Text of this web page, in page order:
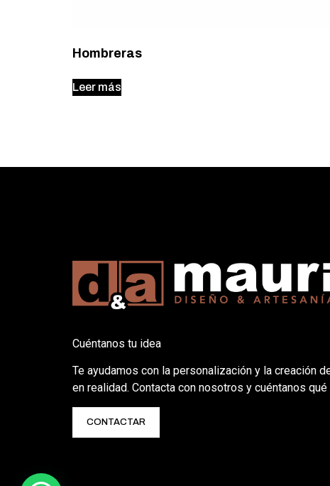
Hombreras
Leer más
Cuéntanos tu idea
Te ayudamos con la personalización y la creación
en realidad. Contacta con nosotros y cuéntanos
CONTACTAR